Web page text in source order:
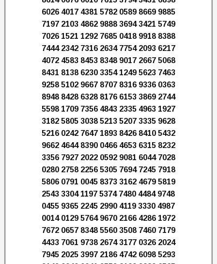
6026 4017 4381 5782 0589 8669 9885
7197 2103 4862 9888 3694 3421 5749
7026 1521 1292 7685 0418 9918 8388
7444 2342 7316 2634 7754 2093 6217
4072 4583 8453 8348 9017 2667 5068
8431 8138 6230 3354 1249 5623 7463
9258 5102 9667 8707 8316 9336 0363
8948 8428 6328 8176 6153 3869 2744
5598 1709 7356 4843 2335 4963 1927
3182 5805 3038 5213 5207 3335 9628
5216 0242 7647 1893 8426 8410 5432
9662 4644 8390 0466 4653 6315 8232
3356 7927 2022 0592 9081 6044 7028
0280 2758 2256 5305 7694 7245 7918
5806 0791 0045 8373 3162 4679 5819
2543 3304 1197 5374 7480 4484 9748
0455 9365 2245 2990 4119 3330 4987
0014 0129 5764 9670 2166 4286 1972
7672 0657 8348 5560 3508 7460 7179
4433 7061 9738 2674 3177 0326 2024
7945 2025 3997 2186 4742 6098 5293